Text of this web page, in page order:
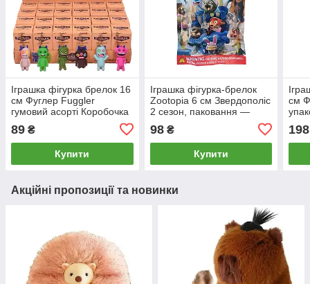
Іграшка фігурка брелок 16
см Фуглер Fuggler
гумовий асорті Коробочка
89 ₴
Купити
Іграшка фігурка-брелок
Zootopia 6 см Звердополіс
2 сезон, паковання —
98₴
Купити
см
198
Акційні пропозиції та новинки